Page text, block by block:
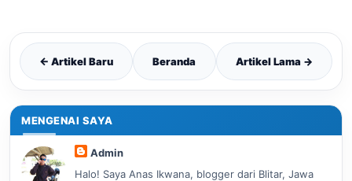
← Artikel Baru Beranda Artikel Lama →
MENGENAI SAYA
Admin
Halo! Saya Anas Ikwana, blogger dari Blitar, Jawa